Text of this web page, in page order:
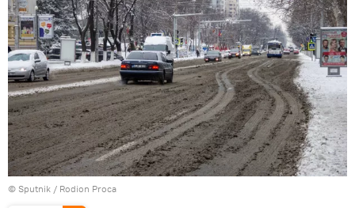
© Sputnik / Rodion Proca